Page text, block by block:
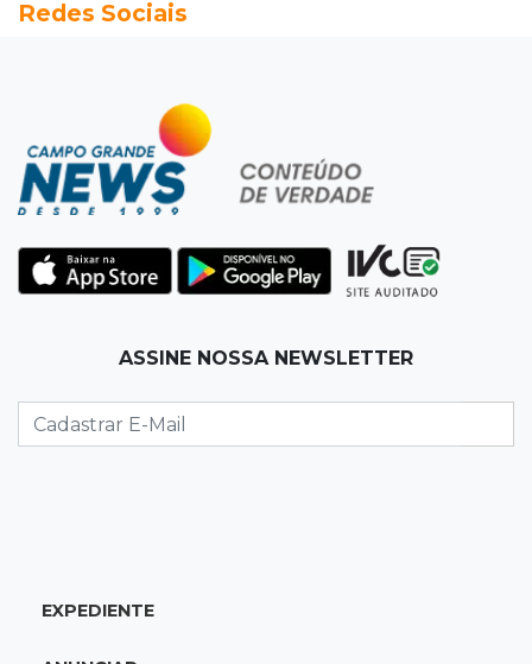
Estrutura
Pantanal passa a ter unidade regional para
atuar em incêndios e desmate
22:00Emagrecedores
MS lidera procura digital por canetas
Granizo danifica telhados e plantações
durante temporal no interior
Redes Sociais
ASSINE NOSSA NEWSLETTER
EXPEDIENTE